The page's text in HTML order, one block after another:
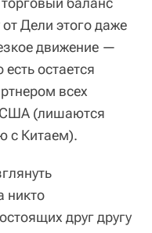
Дели этого даже
движение —
остается
всех
США (лишаются
с Китаем).
никто
друг другу